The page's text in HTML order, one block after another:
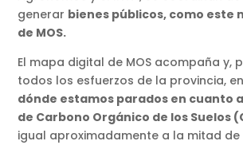
generar bienes públicos, como este
de MOS.
El mapa digital de MOS acompaña y,
todos los esfuerzos de la provincia,
dónde estamos parados en cuanto
de Carbono Orgánico de los Suelos
igual aproximadamente a la mitad de